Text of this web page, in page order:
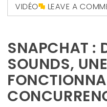
VIDÉO
LEAVE A
SNAPCHAT :
SOUNDS,